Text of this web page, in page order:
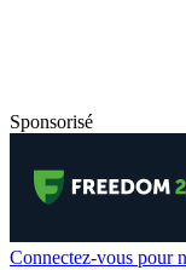
Sponsorisé
Connectez-vous pour